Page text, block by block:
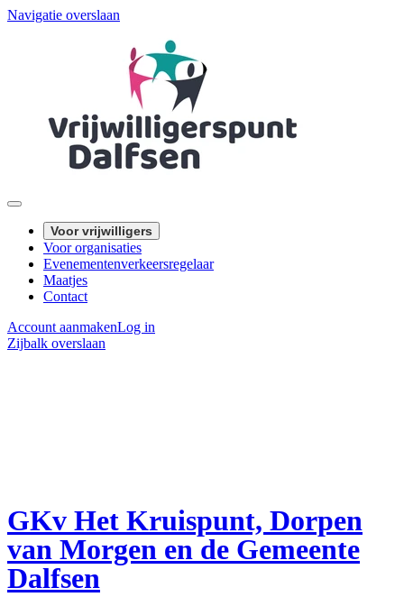
Navigatie overslaan
Voor vrijwilligers
Voor organisaties
Evenementenverkeersregelaar
Maatjes
Contact
Account aanmakenLog in
Zijbalk overslaan
GKv Het Kruispunt, Dorpen
van Morgen en de Gemeente
Dalfsen